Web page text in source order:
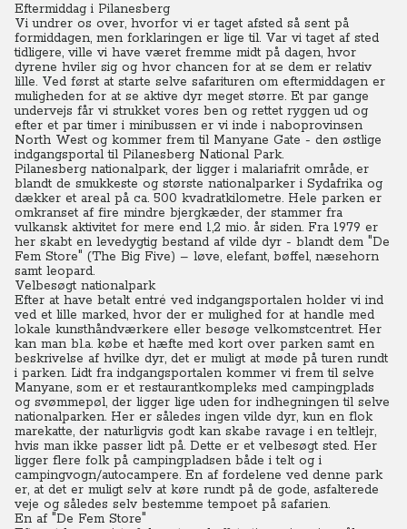
Eftermiddag i Pilanesberg
Vi undrer os over, hvorfor vi er taget afsted så sent på
formiddagen, men forklaringen er lige til. Var vi taget af sted
tidligere, ville vi have været fremme midt på dagen, hvor
dyrene hviler sig og hvor chancen for at se dem er relativ
lille. Ved først at starte selve safarituren om eftermiddagen er
muligheden for at se aktive dyr meget større. Et par gange
undervejs får vi strukket vores ben og rettet ryggen ud og
efter et par timer i minibussen er vi inde i naboprovinsen
North West og kommer frem til Manyane Gate - den østlige
indgangsportal til Pilanesberg National Park.
Pilanesberg nationalpark, der ligger i malariafrit område, er
blandt de smukkeste og største nationalparker i Sydafrika og
dækker et areal på ca. 500 kvadratkilometre. Hele parken er
omkranset af fire mindre bjergkæder, der stammer fra
vulkansk aktivitet for mere end 1,2 mio. år siden. Fra 1979 er
her skabt en levedygtig bestand af vilde dyr - blandt dem "De
Fem Store" (The Big Five) – løve, elefant, bøffel, næsehorn
samt leopard.
Velbesøgt nationalpark
Efter at have betalt entré ved indgangsportalen holder vi ind
ved et lille marked, hvor der er mulighed for at handle med
lokale kunsthåndværkere eller besøge velkomstcentret. Her
kan man bl.a. købe et hæfte med kort over parken samt en
beskrivelse af hvilke dyr, det er muligt at møde på turen rundt
i parken. Lidt fra indgangsportalen kommer vi frem til selve
Manyane, som er et restaurantkompleks med campingplads
og svømmepøl, der ligger lige uden for indhegningen til selve
nationalparken. Her er således ingen vilde dyr, kun en flok
marekatte, der naturligvis godt kan skabe ravage i en teltlejr,
hvis man ikke passer lidt på. Dette er et velbesøgt sted. Her
ligger flere folk på campingpladsen både i telt og i
campingvogn/autocampere. En af fordelene ved denne park
er, at det er muligt selv at køre rundt på de gode, asfalterede
veje og således selv bestemme tempoet på safarien.
En af "De Fem Store"